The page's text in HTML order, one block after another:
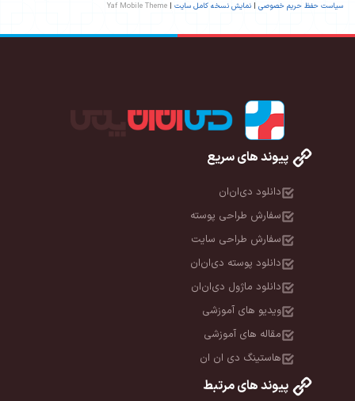
سیاست حفظ حریم خصوصی | نمایش نسخه کامل سایت |
Yaf Mobile Theme
پیوند های سریع
دانلود دی‌ان‌ان
سفارش طراحی پوسته
سفارش طراحی سایت
دانلود پوسته دی‌ان‌ان
دانلود ماژول دی‌ان‌ان
ویدیو های آموزشی
مقاله های آموزشی
هاستینگ دی ان ان
پیوند های مرتبط